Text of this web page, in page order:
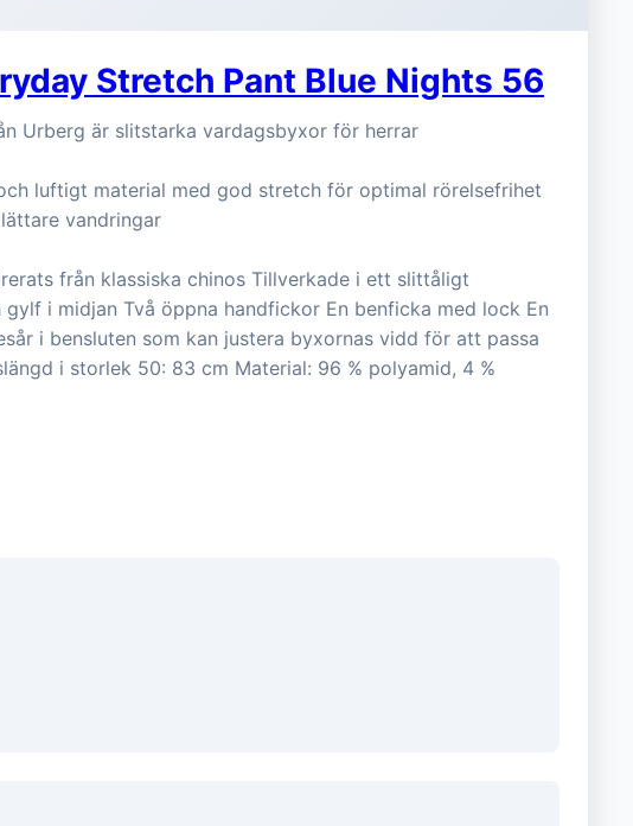
Stretch Pant Blue Nights 56
Urberg är slitstarka vardagsbyxor för herrar
luftigt material med god stretch för optimal rörelsefrihet
vandringar
från klassiska chinos Tillverkade i ett slittåligt
i midjan Två öppna handfickor En benficka med lock En
i bensluten som kan justera byxornas vidd för att passa
i storlek 50: 83 cm Material: 96 % polyamid, 4 %